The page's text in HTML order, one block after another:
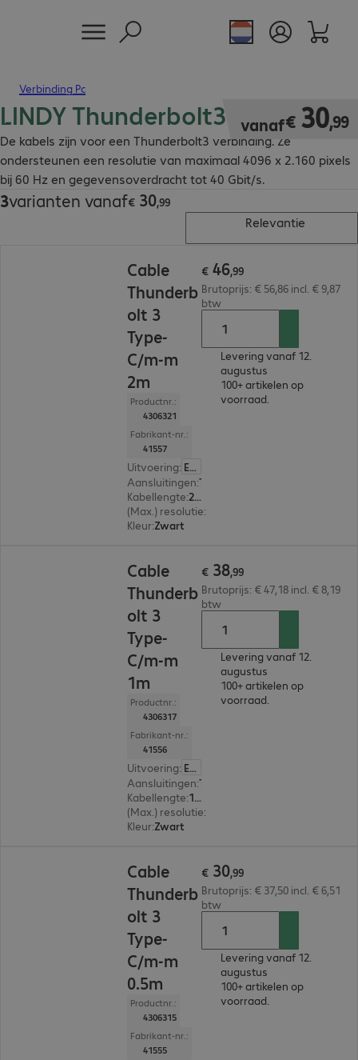
Verbinding Pc
LINDY Thunderbolt3 kabel
De kabels zijn voor een Thunderbolt3 verbinding. Ze
ondersteunen een resolutie van maximaal 4096 x 2.160 pixels
bij 60 Hz en gegevensoverdracht tot 40 Gbit/s.
vanaf€ 30,99
€ 30,99
3varianten vanaf€ 30,99
€ 30,99
Relevantie
Cable
Thunderb
olt 3
Type-
C/m-m
2m
Productnr.:
4306321
Fabrikant-nr.:
41557
Uitvoering: Europa
Aansluitingen:
Kabellengte: 2 m
(Max.) resolutie:
Kleur:Zwart
€ 46,99
Brutoprijs: € 56,86 incl. € 9,87
btw
Levering vanaf 12.
augustus
100+ artikelen op
voorraad.
Cable
Thunderb
olt 3
Type-
C/m-m
1m
Productnr.:
4306317
Fabrikant-nr.:
41556
Uitvoering: Europa
Aansluitingen:
Kabellengte: 1 m
(Max.) resolutie:
Kleur:Zwart
€ 38,99
Brutoprijs: € 47,18 incl. € 8,19
btw
Levering vanaf 12.
augustus
100+ artikelen op
voorraad.
Cable
Thunderb
olt 3
Type-
C/m-m
0.5m
Productnr.:
4306315
Fabrikant-nr.:
41555
€ 30,99
Brutoprijs: € 37,50 incl. € 6,51
btw
Levering vanaf 12.
augustus
100+ artikelen op
voorraad.